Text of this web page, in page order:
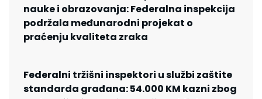
nauke i obrazovanja: Federalna inspekcija
podržala međunarodni projekat o
praćenju kvaliteta zraka
Federalni tržišni inspektori u službi zaštite
standarda građana: 54.000 KM kazni zbog